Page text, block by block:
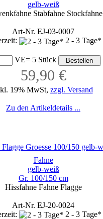
gelb-weiß
Stabfahne Stockfahne
Art-Nr. EJ-03-0007
2 - 3 Tage*
VE= 5 Stück
59,90 €
19% MwSt, zzgl. Versand
Zu den Artikeldetails ...
Fahne
gelb-weiß
Gr. 100/150 cm
Hissfahne Fahne Flagge
Art-Nr. EJ-20-0024
2 - 3 Tage*